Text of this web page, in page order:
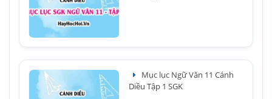
Mục lục Ngữ Văn 11 Cánh
Diều Tập 1 SGK